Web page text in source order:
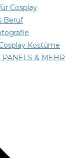
Cosplay
Beruf
Kostüme
PANELS & MEHR